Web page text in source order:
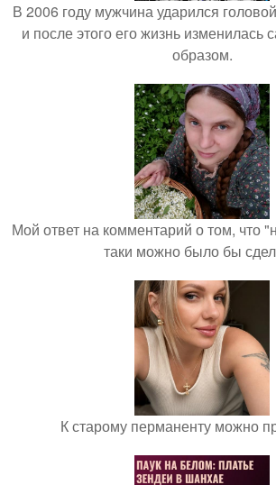
В 2006 году мужчина ударился
и после этого его жизнь
образом.
Мой ответ на комментарий о том, что
таки можно было бы
К старому перманенту можно